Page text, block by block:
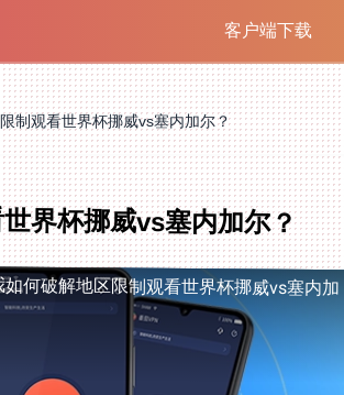
客户端下载
制观看世界杯挪威vs塞内加尔？
界杯挪威vs塞内加尔？
何破解地区限制观看世界杯挪威vs塞内加